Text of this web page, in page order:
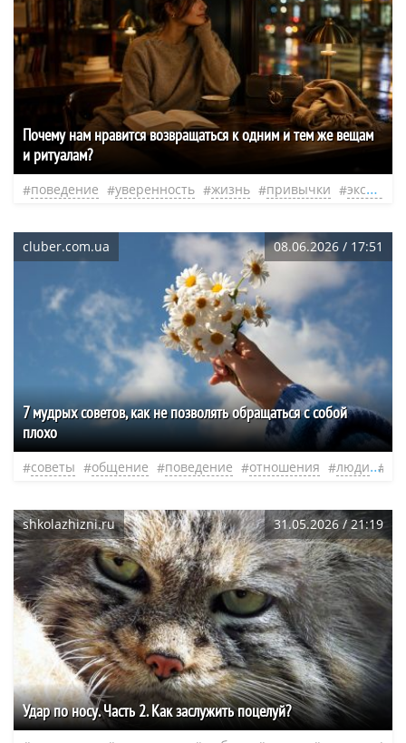
Почему нам нравится возвращаться к одним и тем же вещам
и ритуалам?
поведение уверенность жизнь привычки эксперт
cluber.com.ua 08.06.2026 / 17:51
7 мудрых советов, как не позволять обращаться с собой
плохо
советы общение поведение отношения люди
shkolazhizni.ru 31.05.2026 / 21:19
Удар по носу. Часть 2. Как заслужить поцелуй?